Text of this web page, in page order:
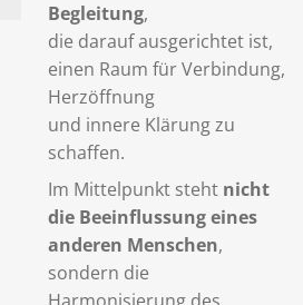
Begleitung,
die darauf ausgerichtet ist,
einen Raum für Verbindung,
Herzöffnung
und innere Klärung zu
schaffen.
Im Mittelpunkt steht nicht
die Beeinflussung eines
anderen Menschen,
sondern die